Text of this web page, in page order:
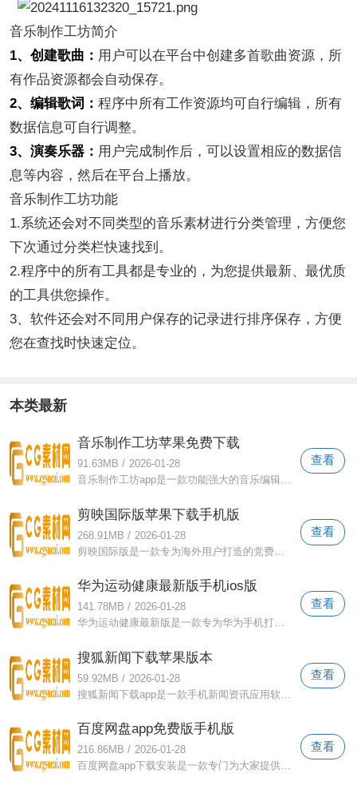
音乐制作工坊简介
1、创建歌曲： 用户可以在平台中创建多首歌曲资源，所
有作品资源都会自动保存。
2、编辑歌词： 程序中所有工作资源均可自行编辑，所有
数据信息可自行调整。
3、演奏乐器： 用户完成制作后，可以设置相应的数据信
息等内容，然后在平台上播放。
音乐制作工坊功能
1.系统还会对不同类型的音乐素材进行分类管理，方便您
下次通过分类栏快速找到。
2.程序中的所有工具都是专业的，为您提供最新、最优质
的工具供您操作。
3、软件还会对不同用户保存的记录进行排序保存，方便
您在查找时快速定位。
本类最新
音乐制作工坊苹果免费下载
91.63MB / 2026-01-28
查看
剪映国际版苹果下载手机版
268.91MB / 2026-01-28
剪映国际版是一款专为海外用户打造的党费视频编辑软件。这个版本是国际版的剪辑。主要是为抖音海外版打造的编辑软件。打开软件就可以快速编
查看
华为运动健康最新版手机ios版
141.78MB / 2026-01-28
华为运动健康最新版是一款专为华为手机打造的运动健康软件。该版本是新升级资源的最新版本。打开软件直接记录您的运动状态，轻松查看步数、
查看
搜狐新闻下载苹果版本
59.92MB / 2026-01-28
搜狐新闻下载app是一款手机新闻资讯应用软件。平台拥有最热门、最优质的资讯供大家浏览。用户还可以将感兴趣的内容添加到关注栏。下次有任
查看
百度网盘app免费版手机版
216.86MB / 2026-01-28
百度网盘app下载安装是一款专门为大家提供的移动网盘存储应用软件。平台页面简洁明了，不同类型的资源工具也进行了分类管理，方便您下次搜
查看